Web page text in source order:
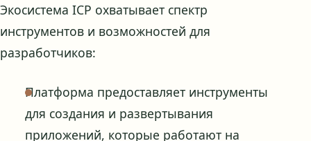
Экосистема ICP охватывает спектр
инструментов и возможностей для
разработчиков:
Платформа предоставляет инструменты
для создания и развертывания
приложений, которые работают на